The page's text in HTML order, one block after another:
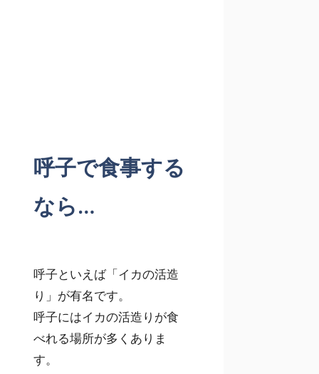
呼子で食事する
なら…
呼子といえば「イカの活造
り 」が有名です。
呼子にはイカの活造りが食
べれる場所が多くありま
す。